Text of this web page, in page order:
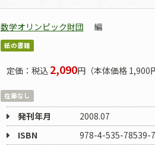
数学オリンピック財団 編
紙の書籍
定価：税込 2,090円（本体価格 1,900
在庫なし
発刊年月
2008.07
ISBN
978-4-535-78539-7